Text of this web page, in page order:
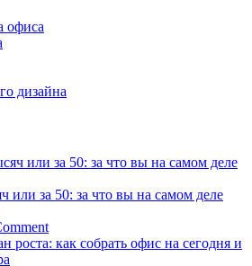
офиса
дизайна
или за 50: за что вы на самом деле